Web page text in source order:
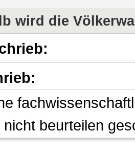
wird die
nicht beurteilen